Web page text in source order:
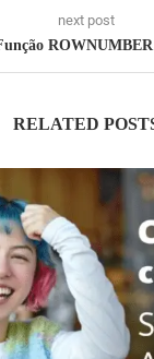
next post
RELATED